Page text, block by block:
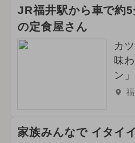
JR福井駅から車で約
の定食屋さん
カ
味
ン」
家族みんなで イタイ